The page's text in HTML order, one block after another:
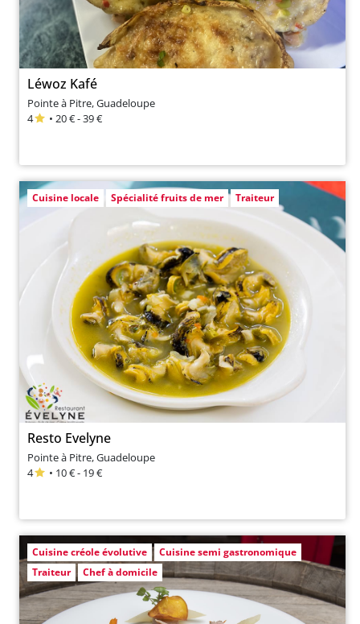
Léwoz Kafé
Pointe à Pitre, Guadeloupe
4
• 20 € - 39 €
Cuisine locale Spécialité fruits de mer Traiteur
Resto Evelyne
Pointe à Pitre, Guadeloupe
4
• 10 € - 19 €
Cuisine créole évolutive
Cuisine semi gastronomique
Traiteur
Chef à domicile